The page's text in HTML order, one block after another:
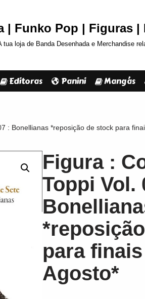
| Funko Pop | Figuras |
tua loja de Banda Desenhada e Merchandise
Editoras Panini Mangás
: Bonellianas *reposição de stock para
Figura :
Toppi Vol.
para
Agosto*